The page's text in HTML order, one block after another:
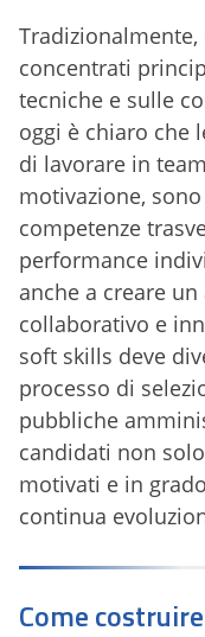
Tradizionalmente,
concentrati
tecniche e sulle
oggi è chiaro che
di lavorare in
motivazione,
competenze
performance
anche a creare
collaborativo e
soft skills deve
processo di
pubbliche
candidati non
motivati e in
continua
Come